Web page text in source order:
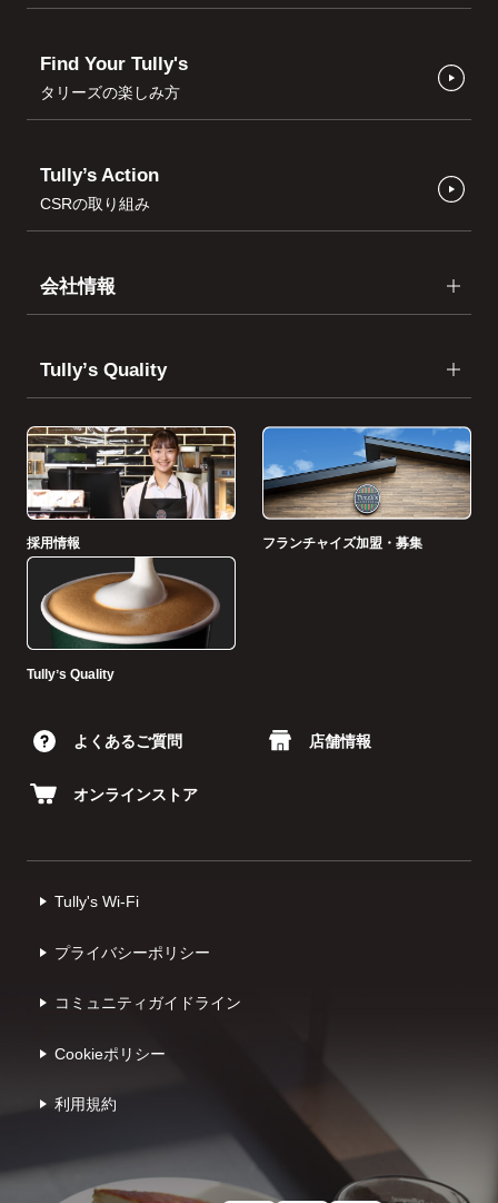
Find Your Tully's
タリーズの楽しみ方
Tully’s Action
CSRの取り組み
会社情報
Tullyʼs Quality
採用情報 フランチャイズ加盟・募集
Tullyʼs Quality
よくあるご質問 店舗情報
オンラインストア
Tully's Wi-Fi
プライバシーポリシー
コミュニティガイドライン
Cookieポリシー
利⽤規約